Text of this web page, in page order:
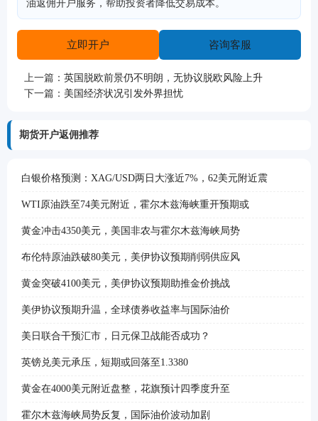
油返佣开户服务，帮助投资者降低交易成本。
立即开户 咨询客服
上一篇： 英国脱欧前景仍不明朗，无协议脱欧风险上升
下一篇： 美国经济状况引发外界担忧
期货开户返佣推荐
白银价格预测：XAG/USD两日大涨近7%，62美元附近震
WTI原油跌至74美元附近，霍尔木兹海峡重开预期或
黄金冲击4350美元，美国非农与霍尔木兹海峡局势
布伦特原油跌破80美元，美伊协议预期削弱供应风
黄金突破4100美元，美伊协议预期助推金价挑战
美伊协议预期升温，全球债券收益率与国际油价
美日联合干预汇市，日元保卫战能否成功？
英镑兑美元承压，短期或回落至1.3380
黄金在4000美元附近盘整，花旗预计四季度升至
霍尔木兹海峡局势反复，国际油价波动加剧